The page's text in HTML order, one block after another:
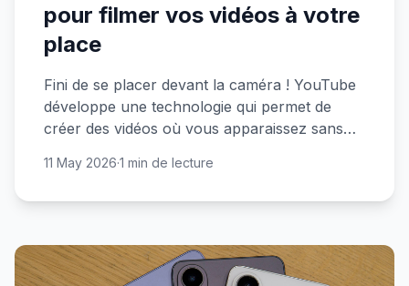
pour filmer vos vidéos à votre
place
Fini de se placer devant la caméra ! YouTube
développe une technologie qui permet de
créer des vidéos où vous apparaissez sans
11 May 2026·1 min de lecture